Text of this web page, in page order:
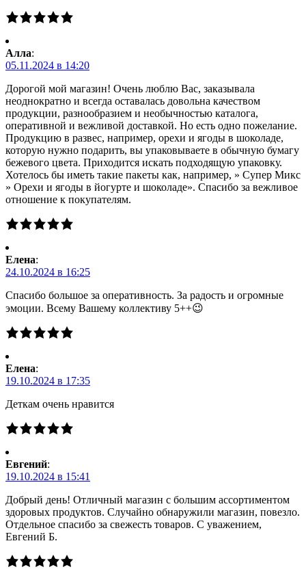
Алла:
05.11.2024 в 14:20
Дорогой мой магазин! Очень люблю Вас, заказывала
неоднократно и всегда оставалась довольна качеством
продукции, разнообразием и необычностью каталога,
оперативной и вежливой доставкой. Но есть одно пожелание.
Продукцию в развес, например, орехи и ягоды в шоколаде,
которую нужно подарить, вы упаковываете в обычную бумагу
бежевого цвета. Приходится искать подходящую упаковку.
Хотелось бы иметь такие пакеты как, например, » Супер Микс
» Орехи и ягоды в йогурте и шоколаде». Спасибо за вежливое
отношение к покупателям.
Елена:
24.10.2024 в 16:25
Спасибо большое за оперативность. За радость и огромные
эмоции. Всему Вашему коллективу 5++😉
Елена:
19.10.2024 в 17:35
Деткам очень нравится
Евгений:
19.10.2024 в 15:41
Добрый день! Отличный магазин с большим ассортиментом
здоровых продуктов. Случайно обнаружили магазин, повезло.
Отдельное спасибо за свежесть товаров. С уважением,
Евгений Б.